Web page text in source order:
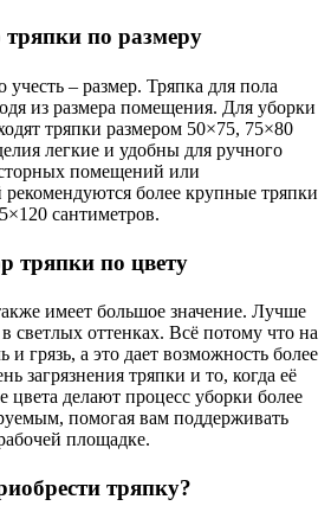
по размеру
– размер. Тряпка для пола
из размера помещения. Для уборки
тряпки размером 50×75, 75×80
легкие и удобны для ручного
помещений или
более крупные тряпки
сантиметров.
тряпки по цвету
имеет большое значение. Лучше
светлых оттенках. Всё потому что на
грязь, а это дает возможность более
загрязнения тряпки и то, когда её
цвета делают процесс уборки более
помогая вам поддерживать
площадке.
тряпку?